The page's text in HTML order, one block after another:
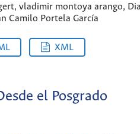
vladimir montoya arango,
Camilo Portela García
XML
el Posgrado